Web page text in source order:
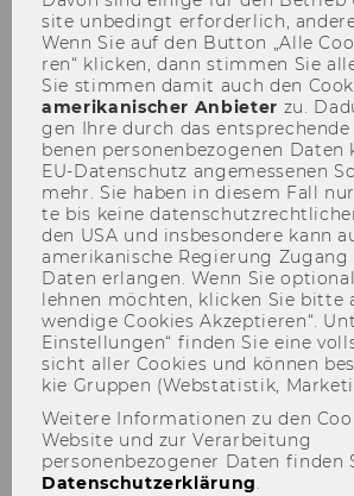
Betriebsrat für das
wissenschaftliche
site un­be­dingt er­for­der­lich,
Wenn Sie auf den But­ton „Alle
ren“ kli­cken, dann stim­men Sie
Sie stim­men damit auch den
amerikanischer An­bie­ter zu.
gen Ihre durch das
be­nen per­so­nen­be­zo­ge­nen Daten
EU-​Datenschutz an­ge­mes­se­nen
mehr. Sie haben in die­sem Fall
te bis keine
den USA und ins­be­son­de­re kann
amerikanische Re­gie­rung Zu­gang
Daten er­lan­gen. Wenn Sie
leh­nen möch­ten, kli­cken Sie bitte
wen­di­ge Coo­kies Ak­zep­tie­ren“.
Ein­stel­lun­gen“ fin­den Sie eine
sicht aller Coo­kies und kön­nen
kie Grup­pen (Web­sta­tis­tik,
Weitere Informationen zu den
Website und zur Verarbeitung
personenbezogener Daten finden
Datenschutzerklärung.